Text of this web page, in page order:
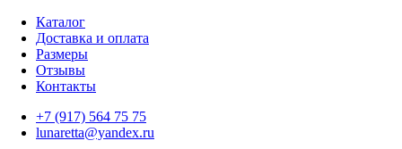
Skip
content
Каталог
Доставка и оплата
Размеры
Отзывы
Контакты
+7 (917) 564 75 75
lunaretta@yandex.ru